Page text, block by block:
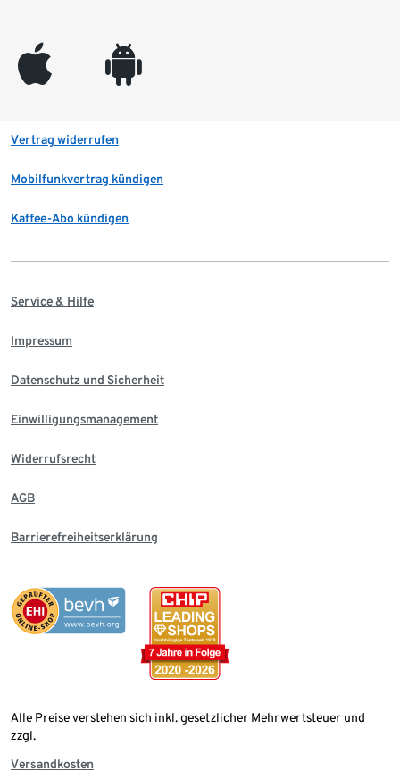
appleinc android
Vertrag widerrufen
Mobilfunkvertrag kündigen
Kaffee-Abo kündigen
Service & Hilfe
Impressum
Datenschutz und Sicherheit
Einwilligungsmanagement
Widerrufsrecht
AGB
Barrierefreiheitserklärung
Alle Preise verstehen sich inkl. gesetzlicher Mehrwertsteuer und
zzgl.
Versandkosten